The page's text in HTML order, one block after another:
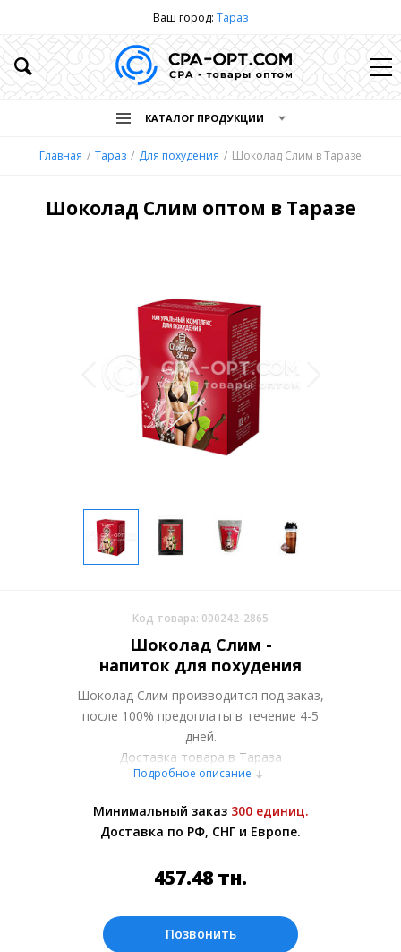
Ваш город: Тараз
КАТАЛОГ ПРОДУКЦИИ
Главная Тараз Для похудения Шоколад Слим в Таразе
Шоколад Слим оптом в Таразе
Код товара: 000242-2865
Шоколад Слим -
напиток для похудения
Шоколад Слим производится под заказ,
после 100% предоплаты в течение 4-5
дней.
Доставка товара в Тараза
осуществляется курьерскими службами
Более подробно при обсуждении заказа с
менеджером.
сайте представлены по курсу ЦБ РФ на
тн.
Подробное описание
Минимальный заказ 300 единиц.
Доставка по РФ, СНГ и Европе.
457.48 тн.
Позвонить